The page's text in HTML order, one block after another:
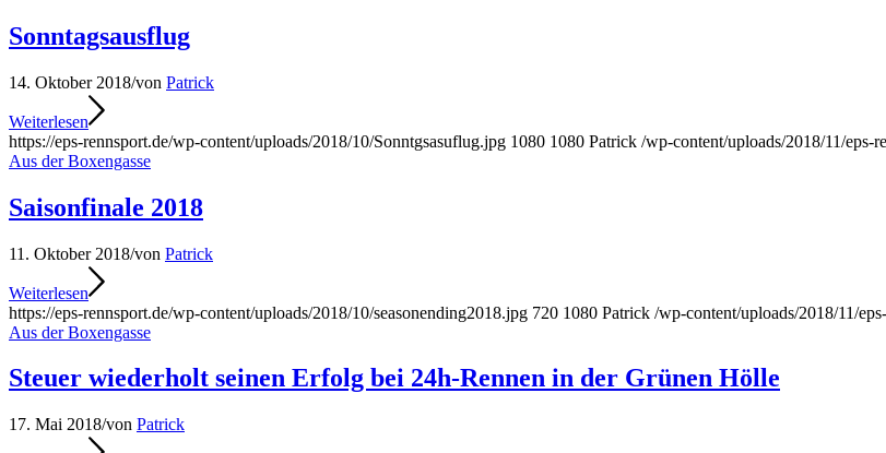
Sonntagsausflug
14. Oktober 2018/von Patrick
Weiterlesen
https://eps-rennsport.de/wp-content/uploads/2018/10/Sonntgsasuflug.jpg 1080 1080 Patrick /wp-content/uploads/2018/11/eps-
Aus der Boxengasse
Saisonfinale 2018
11. Oktober 2018/von Patrick
Weiterlesen
https://eps-rennsport.de/wp-content/uploads/2018/10/seasonending2018.jpg 720 1080 Patrick /wp-content/uploads/2018/11/
Aus der Boxengasse
Steuer wiederholt seinen Erfolg bei 24h-Rennen in der Grünen Hölle
17. Mai 2018/von Patrick